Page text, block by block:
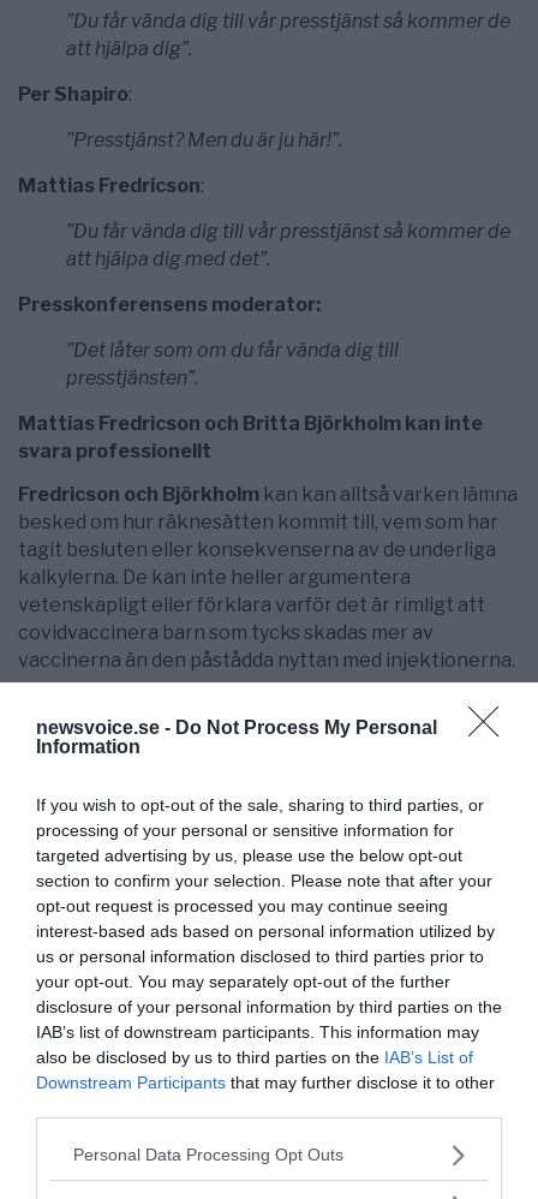
newsvoice.se - Do Not Process My Personal
Information
If you wish to opt-out of the sale, sharing to third parties, or
processing of your personal or sensitive information for
targeted advertising by us, please use the below opt-out
section to confirm your selection. Please note that after your
opt-out request is processed you may continue seeing
interest-based ads based on personal information utilized by
us or personal information disclosed to third parties prior to
your opt-out. You may separately opt-out of the further
disclosure of your personal information by third parties on the
IAB’s list of downstream participants. This information may
also be disclosed by us to third parties on the IAB’s List of
Downstream Participants that may further disclose it to other
Please note that this website/app uses one or more Google
Personal Data Processing Opt Outs
”Du får vända dig till vår presstjänst så kommer de
att hjälpa dig”.
Per Shapiro:
”Presstjänst? Men du är ju här!”.
Mattias Fredricson:
”Du får vända dig till vår presstjänst så kommer de
att hjälpa dig med det”.
Presskonferensens moderator:
”Det låter som om du får vända dig till
presstjänsten”.
Mattias Fredricson och Britta Björkholm kan inte
svara professionellt
Fredricson och Björkholm kan kan alltså varken lämna
besked om hur räknesätten kommit till, vem som har
tagit besluten eller konsekvenserna av de underliga
kalkylerna. De kan inte heller argumentera
vetenskapligt eller förklara varför det är rimligt att
covidvaccinera barn som tycks skadas mer av
vaccinerna än den påstådda nyttan med injektionerna.
Britta Björkholm på FHM kan inte förklara
varför vaccinerade räknas som ovaccinerade –
Magnetism mot ovaccinerad status
Text: Torbjörn Sassersson
Relaterat
Pressträff om covid-19, 17 februari [Web Archive
FHM, feb 2022]
Tid: kl. 14.00
Medverkande
Britta Björkholm, avdelningschef,
Folkhälsomyndigheten (på plats)
Mattias Fredricson, enhetschef, Socialstyrelsen (på
(digitalt)